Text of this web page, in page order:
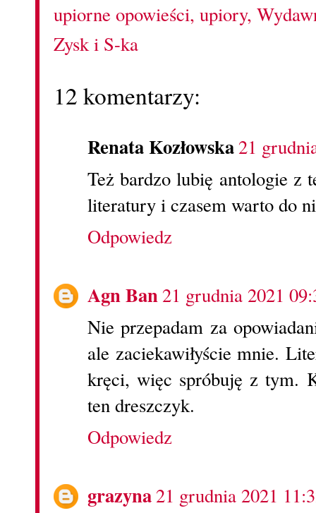
upiorne opowieści, upiory,
Zysk i S-ka
12 komentarzy:
Renata Kozłowska21
Też bardzo lubię antologie z
literatury i czasem warto do
Odpowiedz
Agn Ban21 grudnia 2021
Nie przepadam za
ale zaciekawiłyście mnie.
kręci, więc spróbuję z tym.
ten dreszczyk.
Odpowiedz
grazyna21 grudnia 2021